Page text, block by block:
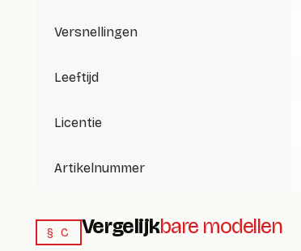
Versnellingen
Leeftijd
Licentie
Artikelnummer
§ C Vergelijkbare modellen